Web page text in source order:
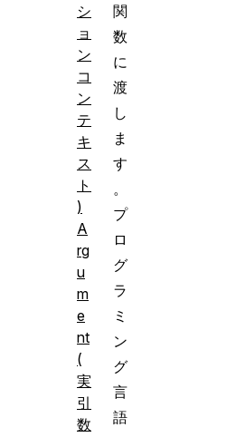
関
数
に
渡
し
ま
す
。
プ
ロ
グ
ラ
ミ
ン
グ
言
語
シ
ョ
ン
コ
ン
テ
キ
ス
ト
)
A
rg
u
m
e
nt
(
実
引
数